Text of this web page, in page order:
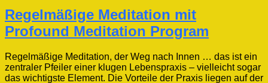
Regelmäßige Meditation mit
Profound Meditation Program
Regelmäßige Meditation, der Weg nach Innen … das ist ein
zentraler Pfeiler einer klugen Lebenspraxis – vielleicht sogar
das wichtigste Element. Die Vorteile der Praxis liegen auf der